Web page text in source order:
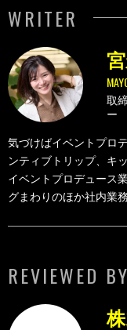
WRITER
取
ー
気づけばイベントプロ
ンティブトリップ、キ
イベントプロデュース
グまわりのほか社内業
REVIEWED BY